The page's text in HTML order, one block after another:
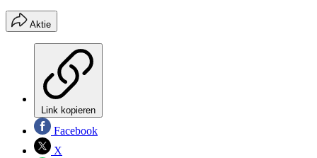
Aktie
Link kopieren
Facebook
X